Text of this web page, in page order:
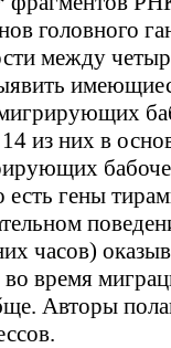
головного
между
из них в
есть гены
часов)
время
Авторы